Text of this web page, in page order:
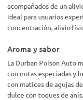
acompañados de un
ideal para usuarios
concentración, alivio
Aroma y sabor
La Durban Poison Auto
con notas especiadas y
con matices de agujas
dulce con toques de